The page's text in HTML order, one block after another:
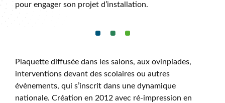
pour engager son projet d’installation.
Plaquette diffusée dans les salons, aux ovinpiades,
interventions devant des scolaires ou autres
évènements, qui s’inscrit dans une dynamique
nationale. Création en 2012 avec ré-impression en